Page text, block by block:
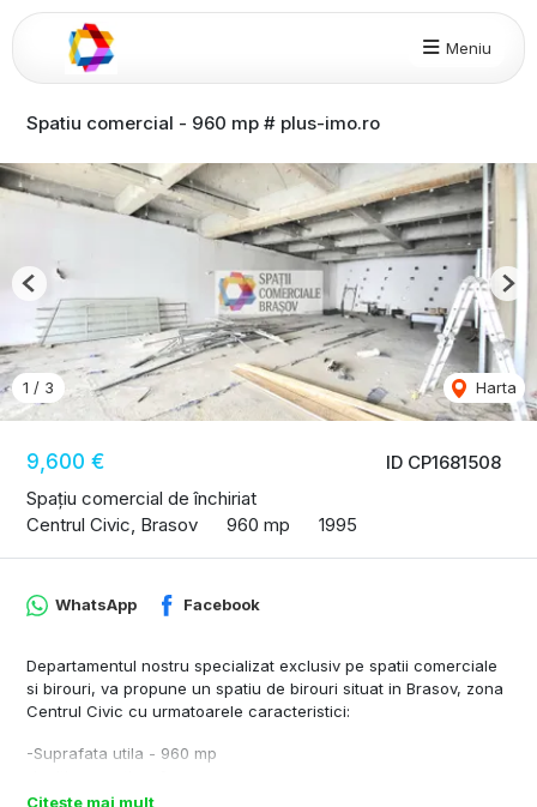
Meniu
Spatiu comercial - 960 mp # plus-imo.ro
ID CP1681508
9,600 €
Spațiu comercial de închiriat
Centrul Civic, Brasov
960 mp 1995
1 / 3 Harta
Previous
WhatsApp Facebook
Departamentul nostru specializat exclusiv pe spatii comerciale
si birouri, va propune un spatiu de birouri situat in Brasov, zona
Centrul Civic cu urmatoarele caracteristici:
-Suprafata utila - 960 mp
-Acces transport in comun -100 m distanta fata de imobil
Citește mai mult